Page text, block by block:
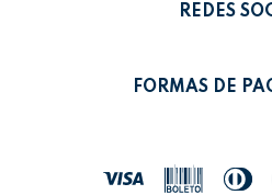
MINHA
POLÍTICA DE
REDES
FORMAS DE